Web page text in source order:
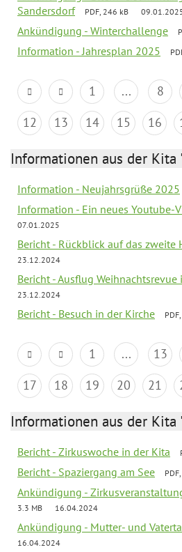
Sandersdorf
PDF, 246 kB
Ankündigung - Winterchallenge
Information - Jahresplan 2025
1 ... 8
12
13 14 15 16
Informationen aus der Kita
Information - Neujahrsgrüße 2025
Information - Ein neues Youtube-
07.01.2025
Bericht - Rückblick auf das zweite
23.12.2024
Bericht - Ausflug Weihnachtsrevue
23.12.2024
Bericht - Besuch in der Kirche
1 ... 13
17
18 19 20 21
Informationen aus der Kita
Bericht - Zirkuswoche in der Kita
Bericht - Spaziergang am See
Ankündigung -
3.3 MB
16.04.2024
Ankündigung - Mutter- und
16.04.2024